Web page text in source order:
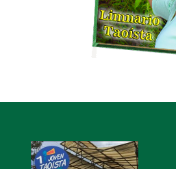
Reproductor
de